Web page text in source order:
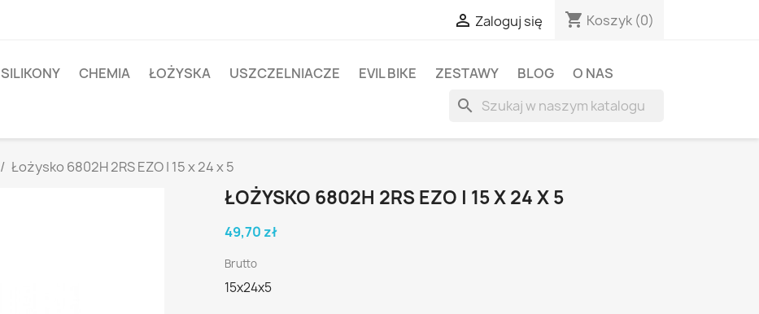
 Zaloguj się shopping_cart Koszyk (0)
SILIKONY CHEMIA ŁOŻYSKA USZCZELNIACZE EVIL BIKE ZESTAWY BLOG O NAS
search
Łożysko 6802H 2RS EZO | 15 x 24 x 5
ŁOŻYSKO 6802H 2RS EZO | 15 X 24 X 5
49,70 zł
Brutto
15x24x5